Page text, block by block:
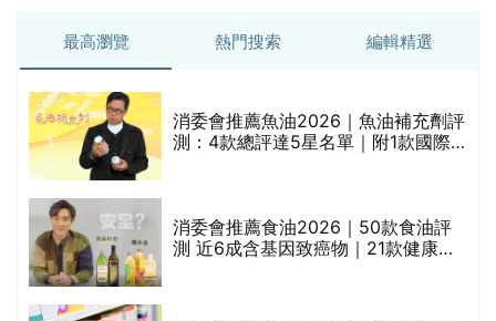
最高瀏覽 熱門搜索 編輯精選
消委會推薦魚油2026｜魚油補充劑評
測：4款總評達5星名單｜附1款國際
消委會推薦食油2026｜50款食油評
測 近6成含基因致癌物｜21款健康煮